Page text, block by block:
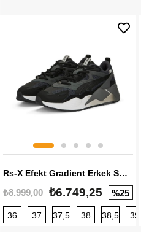
Rs-X Efekt Gradient Erkek Sneaker
₺8.999,00 ₺6.749,25 %25
36 37 37,5 38 38,5 39